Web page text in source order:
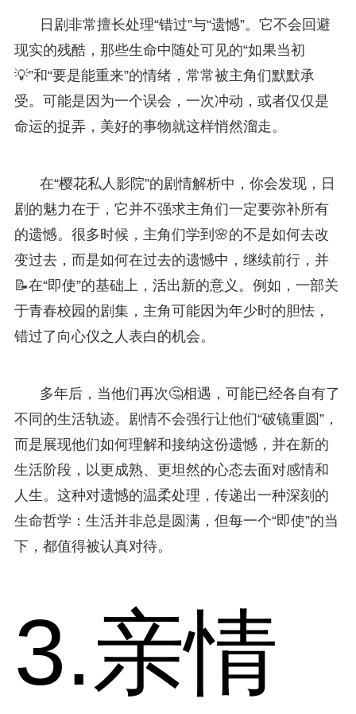
日剧非常擅长处理“错过”与“遗憾”。它不会回避
现实的残酷，那些生命中随处可见的“如果当初
💡”和“要是能重来”的情绪，常常被主角们默默承
受。可能是因为一个误会，一次冲动，或者仅仅是
命运的捉弄，美好的事物就这样悄然溜走。
在“樱花私人影院”的剧情解析中，你会发现，日
剧的魅力在于，它并不强求主角们一定要弥补所有
的遗憾。很多时候，主角们学到🌸的不是如何去改
变过去，而是如何在过去的遗憾中，继续前行，并
📝在“即使”的基础上，活出新的意义。例如，一部关
于青春校园的剧集，主角可能因为年少时的胆怯，
错过了向心仪之人表白的机会。
多年后，当他们再次🤔相遇，可能已经各自有了
不同的生活轨迹。剧情不会强行让他们“破镜重圆”，
而是展现他们如何理解和接纳这份遗憾，并在新的
生活阶段，以更成熟、更坦然的心态去面对感情和
人生。这种对遗憾的温柔处理，传递出一种深刻的
生命哲学：生活并非总是圆满，但每一个“即使”的当
下，都值得被认真对待。
3.亲情